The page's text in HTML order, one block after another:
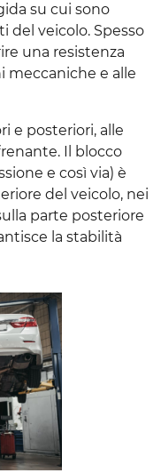
su cui sono
veicolo. Spesso
una resistenza
meccaniche e alle
e posteriori, alle
Il blocco
e così via) è
del veicolo, nei
parte posteriore
la stabilità